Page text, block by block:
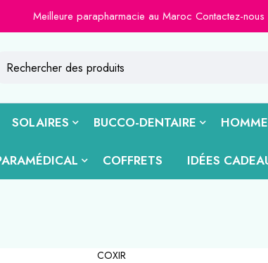
parapharmacie au Maroc Contactez-nous sur le
SOLAIRES BUCCO-DENTAIRE HOMME
COFFRETS IDÉES
COXIR